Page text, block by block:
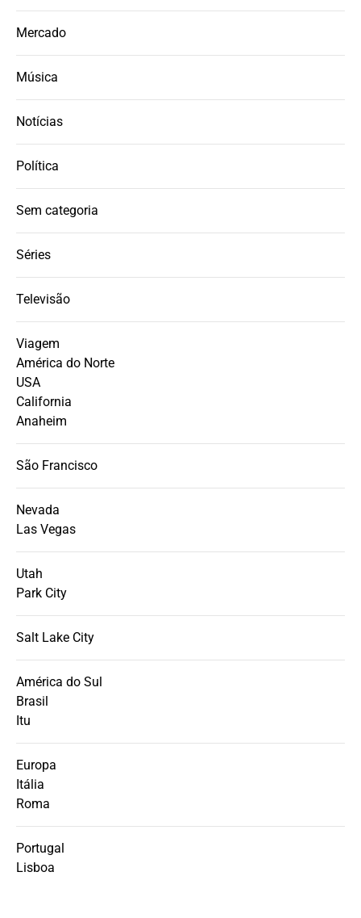
Mercado
Música
Notícias
Política
Sem categoria
Séries
Televisão
Viagem
América do Norte
USA
California
Anaheim
São Francisco
Nevada
Las Vegas
Utah
Park City
Salt Lake City
América do Sul
Brasil
Itu
Europa
Itália
Roma
Portugal
Lisboa